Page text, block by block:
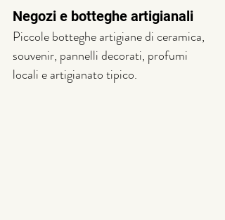
Negozi e botteghe artigianali
Piccole botteghe artigiane di ceramica,
souvenir, pannelli decorati, profumi
locali e artigianato tipico.